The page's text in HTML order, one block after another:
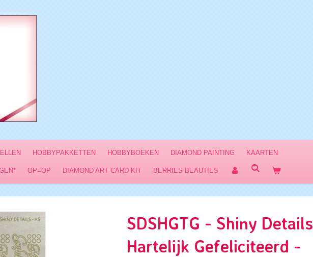
HOBBYPAKKETTEN HOBBYBOEKEN DIAMOND PAINTING KAARTEN
OP=OP DIAMOND ART CARD KIT BERRIES BEAUTIES
SDSHGTG - Shiny Details
Hartelijk Gefeliciteerd -